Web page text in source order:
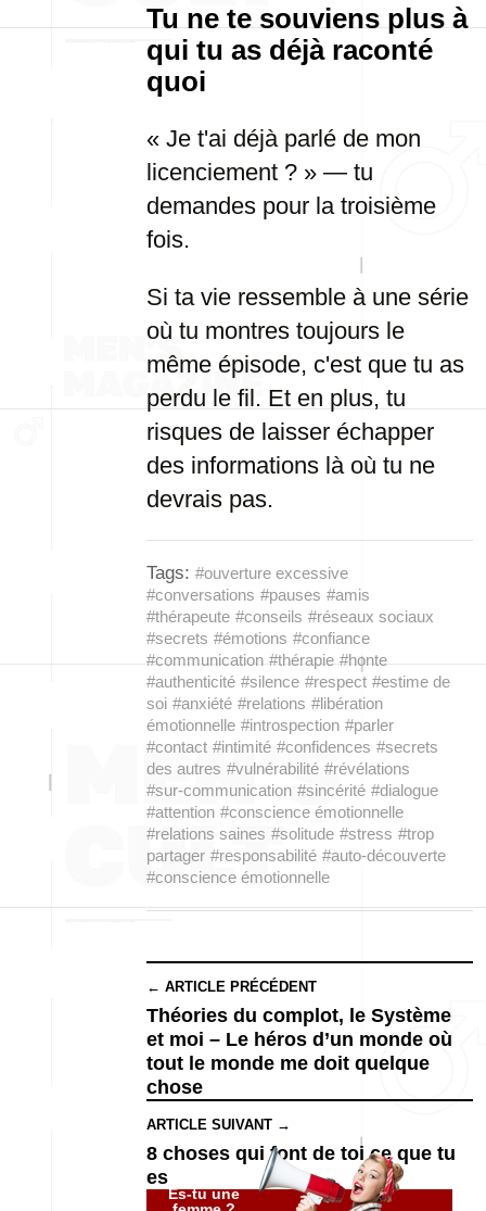
Tu ne te souviens plus à
qui tu as déjà raconté
quoi
« Je t'ai déjà parlé de mon
licenciement ? » — tu
demandes pour la troisième
fois.
Si ta vie ressemble à une série
où tu montres toujours le
même épisode, c'est que tu as
perdu le fil. Et en plus, tu
risques de laisser échapper
des informations là où tu ne
devrais pas.
Tags: #ouverture excessive
#conversations #pauses #amis
#thérapeute #conseils #réseaux sociaux
#secrets #émotions #confiance
#communication #thérapie #honte
#authenticité #silence #respect #estime de
soi #anxiété #relations #libération
émotionnelle #introspection #parler
#contact #intimité #confidences #secrets
des autres #vulnérabilité #révélations
#sur-communication #sincérité #dialogue
#attention #conscience émotionnelle
#relations saines #solitude #stress #trop
partager #responsabilité #auto-découverte
#conscience émotionnelle
← ARTICLE PRÉCÉDENT
Théories du complot, le Système
et moi – Le héros d’un monde où
tout le monde me doit quelque
chose
ARTICLE SUIVANT →
8 choses qui font de toi ce que tu
es
Es-tu une